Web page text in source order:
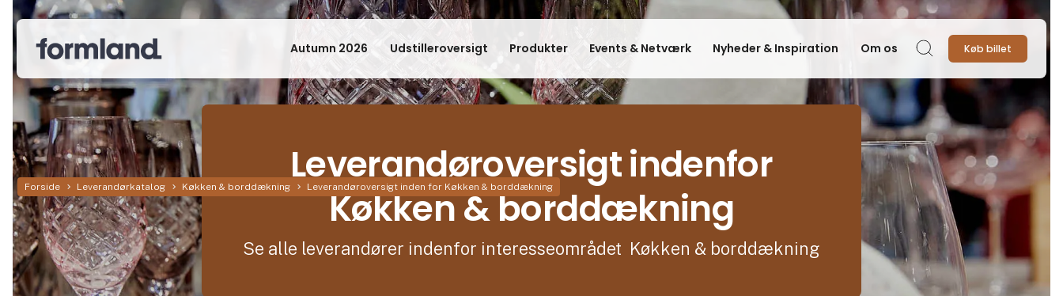
Autumn 2026 Udstilleroversigt Produkter Events & Netværk Nyheder & Inspiration Om os Søg Køb billet
Forside Leverandørkatalog Køkken & borddækning Leverandøroversigt inden for Køkken & borddækning
Leverandøroversigt indenfor
Køkken & borddækning
Se alle leverandører indenfor interesseområdet Køkken & borddækning